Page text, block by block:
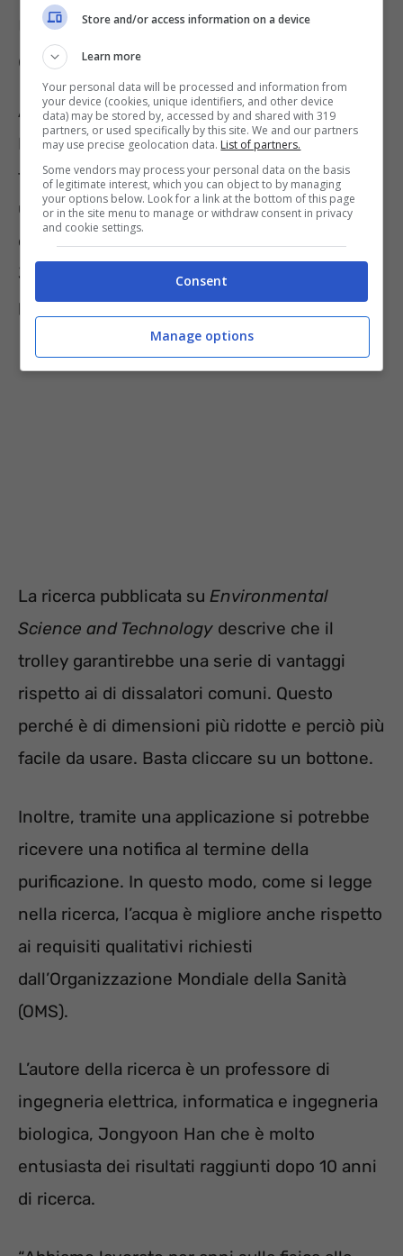
Un trolley che risolve il problema
della mancanza dell’acqua
Alcuni ricercatori del MIT (Massachusetts
Institute of Technology) di Boston pare aver
trovato la soluzione. L’invenzione consiste in
una valigia, tipo trolley, in cui è presente un
dissalatore, dal peso di 10 chilogrammi, che in
3 ore potrebbe garantire un litro d’acqua
potabile.
La ricerca pubblicata su Environmental
Science and Technology descrive che il
trolley garantirebbe una serie di vantaggi
rispetto ai di dissalatori comuni. Questo
perché è di dimensioni più ridotte e perciò più
facile da usare. Basta cliccare su un bottone.
Inoltre, tramite una applicazione si potrebbe
ricevere una notifica al termine della
purificazione. In questo modo, come si legge
nella ricerca, l’acqua è migliore anche rispetto
ai requisiti qualitativi richiesti
dall’Organizzazione Mondiale della Sanità
(OMS).
L’autore della ricerca è un professore di
ingegneria elettrica, informatica e ingegneria
biologica, Jongyoon Han che è molto
entusiasta dei risultati raggiunti dopo 10 anni
di ricerca.
Store and/or access information on a device
Learn more
Your personal data will be processed and information from
your device (cookies, unique identifiers, and other device
data) may be stored by, accessed by and shared with 319
partners, or used specifically by this site. We and our partners
may use precise geolocation data. List of partners.
Some vendors may process your personal data on the basis
of legitimate interest, which you can object to by managing
your options below. Look for a link at the bottom of this page
or in the site menu to manage or withdraw consent in privacy
and cookie settings.
Consent
Manage options